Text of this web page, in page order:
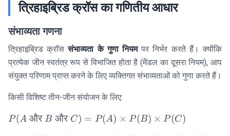
त्रिहाइब्रिड क्रॉस का गणितीय आधार
संभाव्यता गणना
त्रिहाइब्रिड क्रॉससंभाव्यता के गुणा नियमपर निर्भर करते हैं। क्योंकि
प्रत्येक जीन स्वतंत्र रूप से विभाजित होता है (मेंडल का दूसरा नियम), आप
संयुक्त परिणाम प्राप्त करने के लिए व्यक्तिगत संभाव्यताओं को गुणा करते हैं।
किसी विशिष्ट तीन-जीन संयोजन के लिए:
P(A
P(A और B और C) = P(A) × P(B) × P (C)